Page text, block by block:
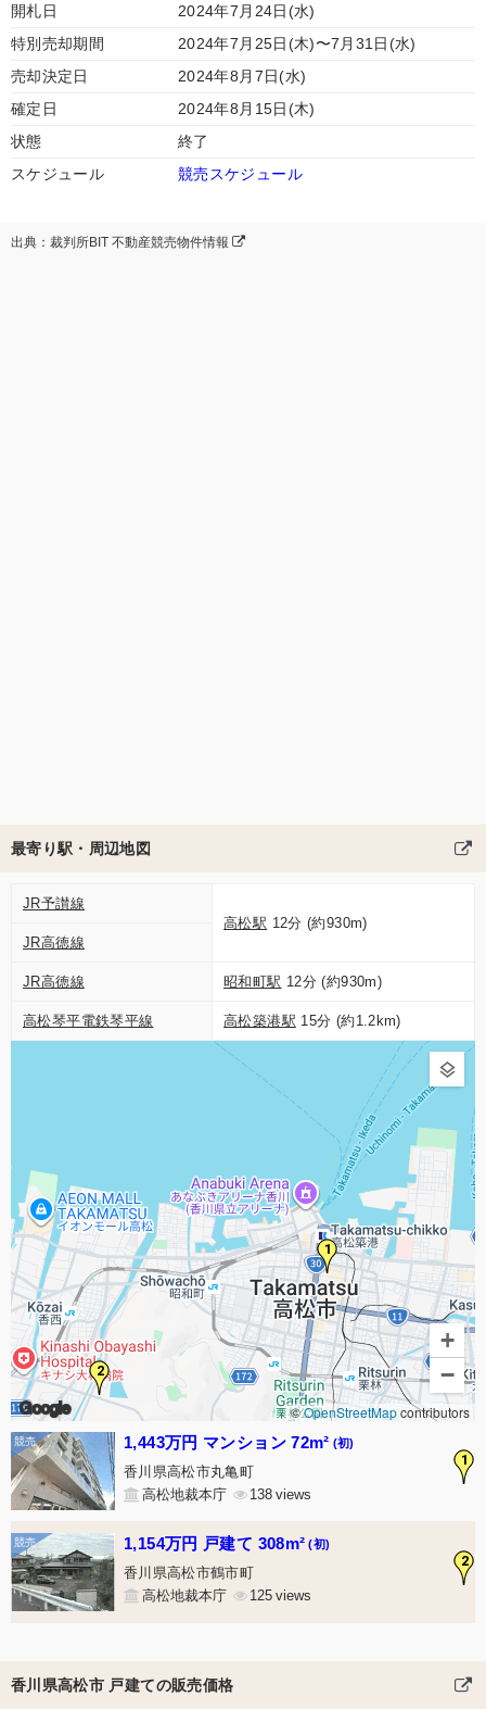
開札日
2024年7月24日(水)
特別売却期間
2024年7月25日(木)〜7月31日(水)
売却決定日
2024年8月7日(水)
確定日
2024年8月15日(木)
状態
終了
スケジュール
競売スケジュール
出典：裁判所BIT 不動産競売物件情報
最寄り駅・周辺地図
JR予讃線
高松駅 12分 (約930m)
JR高徳線
JR高徳線 昭和町駅 12分 (約930m)
高松琴平電鉄琴平線 高松築港駅 15分 (約1.2km)
1
2
Google
+
−
©OpenStreetMapcontributors
1
1,443万円 マンション 72m² (初)
香川県高松市丸亀町
高松地裁本庁
138
2
1,154万円 戸建て 308m² (初)
香川県高松市鶴市町
高松地裁本庁
125
香川県高松市 戸建ての販売価格